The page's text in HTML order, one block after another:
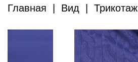
Главная Вид Трикотаж